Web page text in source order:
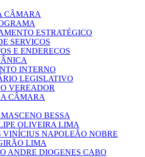
CÂMARA
ESTRATÉGICO
SERVIÇOS
E ENDEREÇOS
INTERNO
LEGISLATIVO
VEREADOR
CÂMARA
BESSA
OLIVEIRA LIMA
VINÍCIUS NAPOLEÃO NOBRE
LIMA
ANDRE DIOGENES CABO